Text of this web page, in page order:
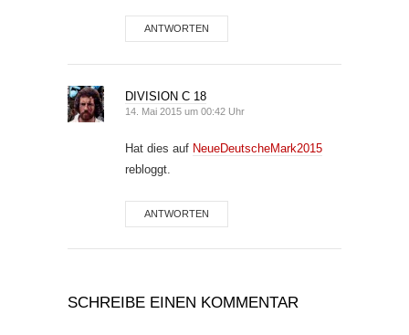
ANTWORTEN
DIVISION C 18
14. Mai 2015 um 00:42 Uhr
Hat dies auf NeueDeutscheMark2015
rebloggt.
ANTWORTEN
SCHREIBE EINEN KOMMENTAR